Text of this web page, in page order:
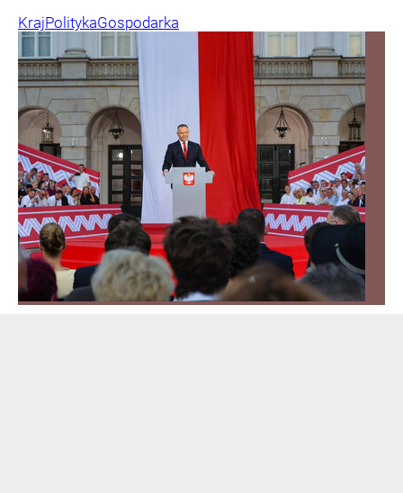
KrajPolitykaGospodarka